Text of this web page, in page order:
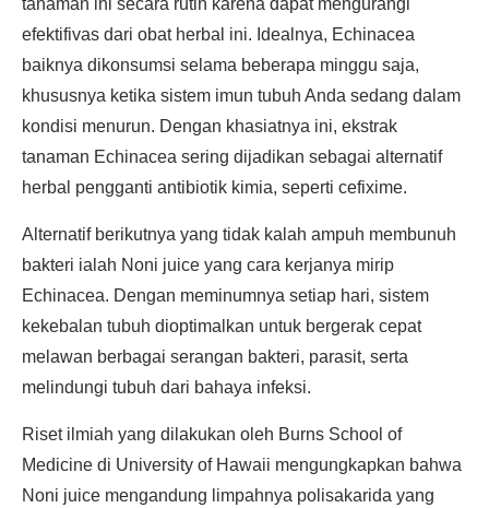
tanaman ini secara rutin karena dapat mengurangi
efektifivas dari obat herbal ini. Idealnya, Echinacea
baiknya dikonsumsi selama beberapa minggu saja,
khususnya ketika sistem imun tubuh Anda sedang dalam
kondisi menurun. Dengan khasiatnya ini, ekstrak
tanaman Echinacea sering dijadikan sebagai alternatif
herbal pengganti antibiotik kimia, seperti cefixime.
Alternatif berikutnya yang tidak kalah ampuh membunuh
bakteri ialah Noni juice yang cara kerjanya mirip
Echinacea. Dengan meminumnya setiap hari, sistem
kekebalan tubuh dioptimalkan untuk bergerak cepat
melawan berbagai serangan bakteri, parasit, serta
melindungi tubuh dari bahaya infeksi.
Riset ilmiah yang dilakukan oleh Burns School of
Medicine di University of Hawaii mengungkapkan bahwa
Noni juice mengandung limpahnya polisakarida yang